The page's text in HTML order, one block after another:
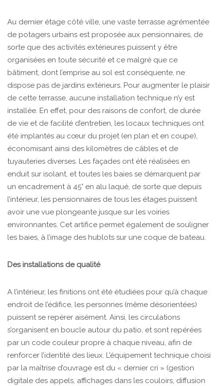
Au dernier étage côté ville, une vaste terrasse agrémentée
de potagers urbains est proposée aux pensionnaires, de
sorte que des activités extérieures puissent y être
organisées en toute sécurité et ce malgré que ce
bâtiment, dont l’emprise au sol est conséquente, ne
dispose pas de jardins extérieurs. Pour augmenter le plaisir
de cette terrasse, aucune installation technique n’y est
installée. En effet, pour des raisons de confort, de durée
de vie et de facilité d’entretien, les locaux techniques ont
été implantés au cœur du projet (en plan et en coupe),
économisant ainsi des kilomètres de câbles et de
tuyauteries diverses. Les façades ont été réalisées en
enduit sur isolant, et toutes les baies se démarquent par
un encadrement à 45° en alu laqué, de sorte que depuis
l’intérieur, les pensionnaires de tous les étages puissent
avoir une vue plongeante jusque sur les voiries
environnantes. Cet artifice permet également de souligner
les baies, à l’image des hublots sur une coque de bateau.
Des installations de qualité
A l’intérieur, les finitions ont été étudiées pour qu’à chaque
endroit de l’édifice, les personnes (même désorientées)
puissent se repérer aisément. Ainsi, les circulations
s’organisent en boucle autour du patio, et sont repérées
par un code couleur propre à chaque niveau, afin de
renforcer l’identité des lieux. L’équipement technique choisi
par la maîtrise d’ouvrage est du « dernier cri » (gestion
digitale des appels, affichages dans les couloirs, diffusion